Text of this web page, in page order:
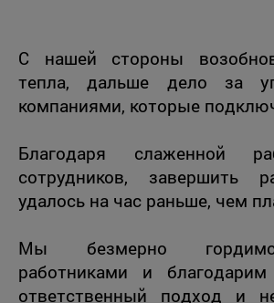
С нашей стороны
тепла, дальше дело за
компаниями, которые
Благодаря слаженной
сотрудников, завершить
удалось на час раньше, чем
Мы безмерно
работниками и
ответственный подход и